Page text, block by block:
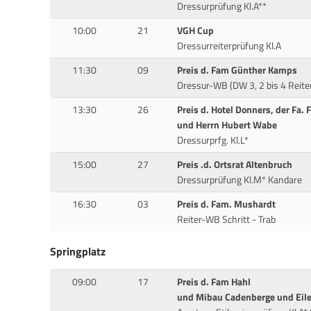
Dressurprüfung Kl.A**
10:00 21
VGH Cup
Dressurreiterprüfung Kl.A
11:30 09
Preis d. Fam Günther Kamps
Dressur-WB (DW 3, 2 bis 4
13:30 26
Preis d. Hotel Donners, der Fa.
und Herrn Hubert Wabe
Dressurprfg. Kl.L*
15:00 27
Preis .d. Ortsrat Altenbruch
Dressurprüfung Kl.M* Kandare
16:30 03
Preis d. Fam. Mushardt
Reiter-WB Schritt - Trab
Springplatz
09:00 17
Preis d. Fam Hahl
und Mibau Cadenberge und